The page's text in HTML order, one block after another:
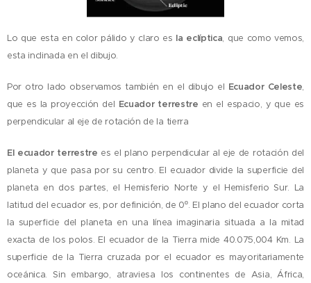
Lo que esta en color pálido y claro es la eclíptica, que como vemos,
esta inclinada en el dibujo.
Por otro lado observamos también en el dibujo el Ecuador Celeste,
que es la proyección del Ecuador terrestre en el espacio, y que es
perpendicular al eje de rotación de la tierra
El ecuador terrestre es el plano perpendicular al eje de rotación del
planeta y que pasa por su centro. El ecuador divide la superficie del
planeta en dos partes, el Hemisferio Norte y el Hemisferio Sur. La
latitud del ecuador es, por definición, de 0º. El plano del ecuador corta
la superficie del planeta en una línea imaginaria situada a la mitad
exacta de los polos. El ecuador de la Tierra mide 40.075,004 Km. La
superficie de la Tierra cruzada por el ecuador es mayoritariamente
oceánica. Sin embargo, atraviesa los continentes de Asia, África,